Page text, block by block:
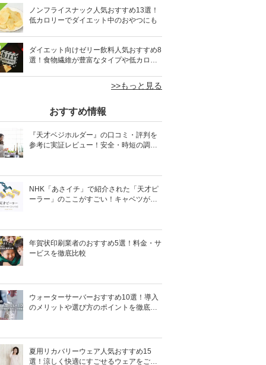
ノンフライスナック人気おすすめ13選！
低カロリーでダイエット中のおやつにも
ダイエット向けゼリー飲料人気おすすめ8
選！食物繊維が豊富なタイプや低カロリ
>>もっと見る
おすすめ情報
『天才ベジホルダー』の口コミ・評判を
参考に実証レビュー！安全・時短の調理
NHK「あさイチ」で紹介された「天才ピ
ーラー」のここがすごい！キャベツがほ
年賀状印刷業者のおすすめ5選！料金・サ
ービスを徹底比較
ウォーターサーバーおすすめ10選！導入
のメリットや選び方のポイントを徹底解
夏用リカバリーウェア人気おすすめ15
選！涼しく快適にすごせるウェアをご紹